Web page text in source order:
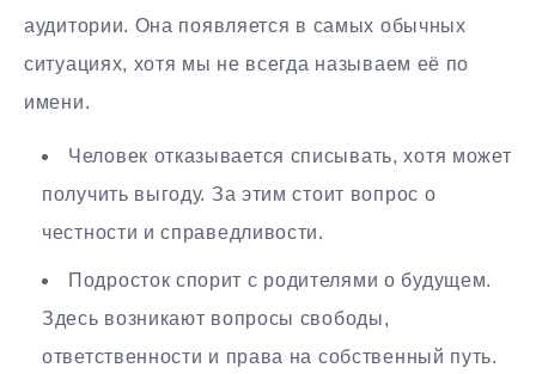
аудитории. Она появляется в самых обычных
ситуациях, хотя мы не всегда называем её по
имени.
Человек отказывается списывать, хотя может
получить выгоду. За этим стоит вопрос о
честности и справедливости.
Подросток спорит с родителями о будущем.
Здесь возникают вопросы свободы,
ответственности и права на собственный путь.